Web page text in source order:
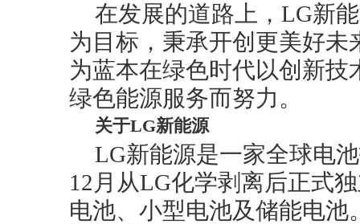
在发展的道路上，LG新
为目标，秉承开创更美好
为蓝本在绿色时代以创新
绿色能源服务而努力。
关于LG新能源
LG新能源是一家全球电
12月从LG化学剥离后正式
电池、小型电池及储能电